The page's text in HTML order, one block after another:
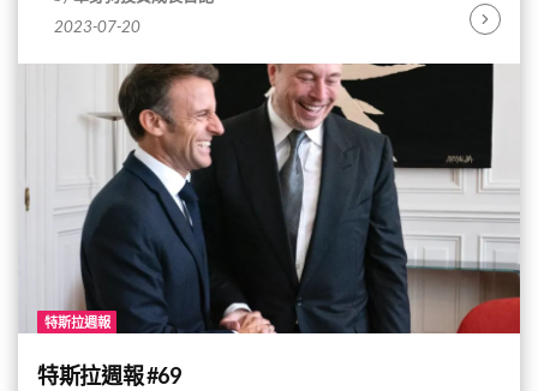
2023-07-20
特斯拉週報
特斯拉週報 #69